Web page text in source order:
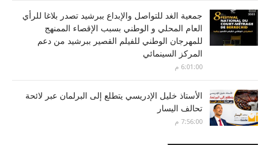
جمعية الغد للتواصل والإبداع ببرشيد تصدر بلاغا للرأي
العام المحلي و الوطني بسبب الإقصاء الممنهج
للمهرجان الوطني للفيلم القصير ببرشيد من دعم
المركز السينمائي
6:01:00 م
الأستاذ خليل الإدريسي يتطلع إلى البرلمان عبر لائحة
تحالف اليسار
7:56:00 م